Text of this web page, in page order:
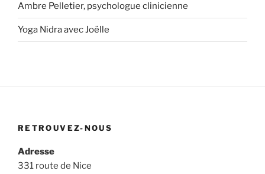
Ambre Pelletier, psychologue clinicienne
Yoga Nidra avec Joëlle
RETROUVEZ-NOUS
Adresse
331 route de Nice